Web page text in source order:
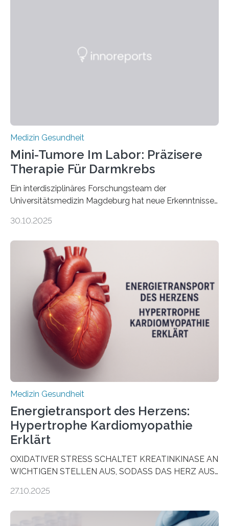
Medizin Gesundheit
Mini-Tumore Im Labor: Präzisere
Therapie Für Darmkrebs
Ein interdisziplinäres Forschungsteam der
Universitätsmedizin Magdeburg hat neue Erkenntnisse
behandelt werden kann. In ihrer aktuellen Studie,
Oncology, zeigen die Forschenden, dass Mini-Tumore
aus Gewebe von Patientinnen und Patienten –
sogenannte Organoide – genutzt werden können, um
vorab zu prüfen, welche Medikamente am besten
wirken. Dabei wurde ein Eiweiß identifiziert, das künftig
als Biomarker für die Wahl der passenden Therapie
dienen könnte. Darmkrebs zählt weltweit zu den
häufigsten Krebsarten und stellt…
30.10.2025
Medizin Gesundheit
Energietransport des Herzens:
Hypertrophe Kardiomyopathie
Erklärt
OXIDATIVER STRESS SCHALTET KREATINKINASE AN
WICHTIGEN STELLEN AUS, SODASS DAS HERZ AUS
aus dem Deutschen Zentrum für Herzinsuffizienz
im Journal Circulation, warum der Energietransport bei
27.10.2025